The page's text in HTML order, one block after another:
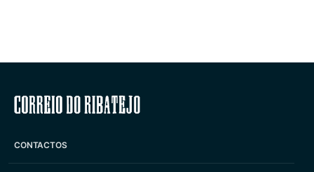
Correio do Ribatejo
CONTACTOS